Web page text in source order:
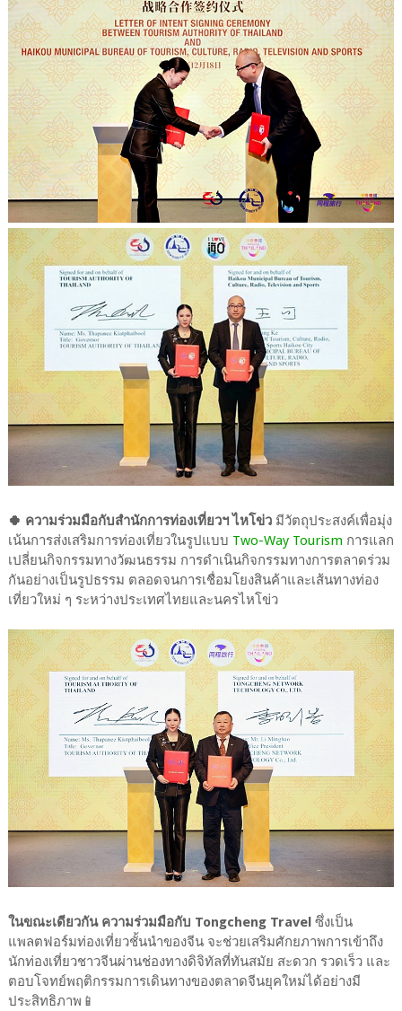
🍀 ความร่วมมือกับสำนักการท่องเที่ยวฯ ไหโข่วมีวัตถุประสงค์เพื่อมุ่ง
เน้นการส่งเสริมการท่องเที่ยวในรูปแบบ Two-Way Tourismการแลก
เปลี่ยนกิจกรรมทางวัฒนธรรม การดำเนินกิจกรรมทางการตลาดร่วม
กันอย่างเป็นรูปธรรม ตลอดจนการเชื่อมโยงสินค้าและเส้นทางท่อง
เที่ยวใหม่ ๆ ระหว่างประเทศไทยและนครไหโข่ว
ในขณะเดียวกัน ความร่วมมือกับ Tongcheng Travelซึ่งเป็น
แพลตฟอร์มท่องเที่ยวชั้นนำของจีน จะช่วยเสริมศักยภาพการเข้าถึง
นักท่องเที่ยวชาวจีนผ่านช่องทางดิจิทัลที่ทันสมัย สะดวก รวดเร็ว และ
ตอบโจทย์พฤติกรรมการเดินทางของตลาดจีนยุคใหม่ได้อย่างมี
ประสิทธิภาพ📱